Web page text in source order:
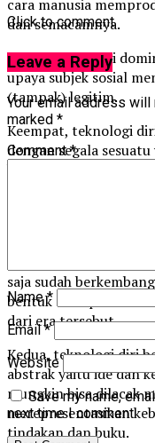
cara manusia
dan semacamnya.
Ketiga, teknologi
upaya subjek sosial
(tampak) legitim.
Keempat, teknologi
dengan segala
Memahami asal-usul
mudah. Ada dua
saja sudah
bentuk awal
dari era tersebut.
Kedua, teknologi diri
abstrak yaitu ide dan
mungkin bisa dilacak
merepresentasikan
tindakan dan buku.
Click to comment
Leave a Reply
Your email address
marked *
Comment*
Name*
Email*
Website
Save my name,
next time I comment.